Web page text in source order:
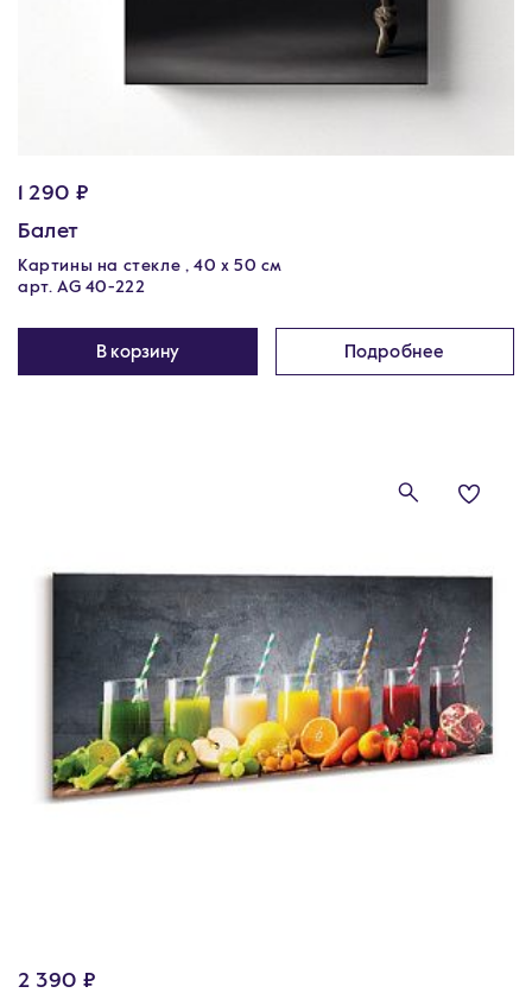
1 290 ₽
Балет
Картины на стекле , 40 х 50 см
арт. AG 40-222
В корзину Подробнее
2 390 ₽